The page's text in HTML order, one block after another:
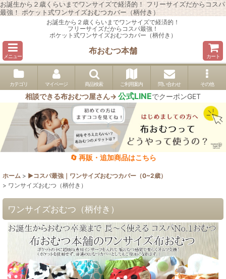
お誕生から２歳くらいまでワンサイズで経済的！ フリーサイズだからコスパ
最強！ ポケット式ワンサイズおむつカバー（柄付き）
お誕生から２歳くらいまでワンサイズで経済的！
フリーサイズだからコスパ最強！
ポケット式ワンサイズおむつカバー（柄付き）
メニュー
布おむつ本舗
カート
カテゴリ マイページ 商品検索 ご利用案内 問い合わせ その他
相談できる布おむつ屋さん→ 公式LINEでクーポンGET
🔄 再販・追加商品はこちら
ホーム > ▶︎コスパ最強｜ワンサイズおむつカバー（0~2歳）
> ワンサイズおむつ（柄付き）
ワンサイズおむつ（柄付き）